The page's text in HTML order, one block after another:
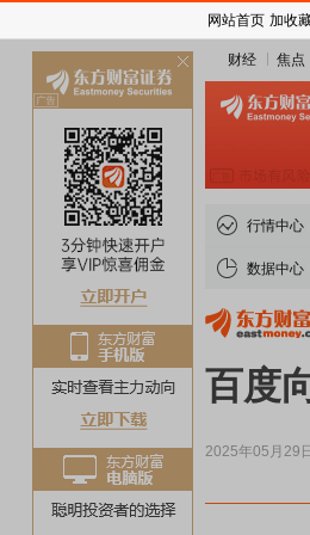
财经 焦点
行情中心
数据中心
百度
2025年05月29
网站首页 加收
关